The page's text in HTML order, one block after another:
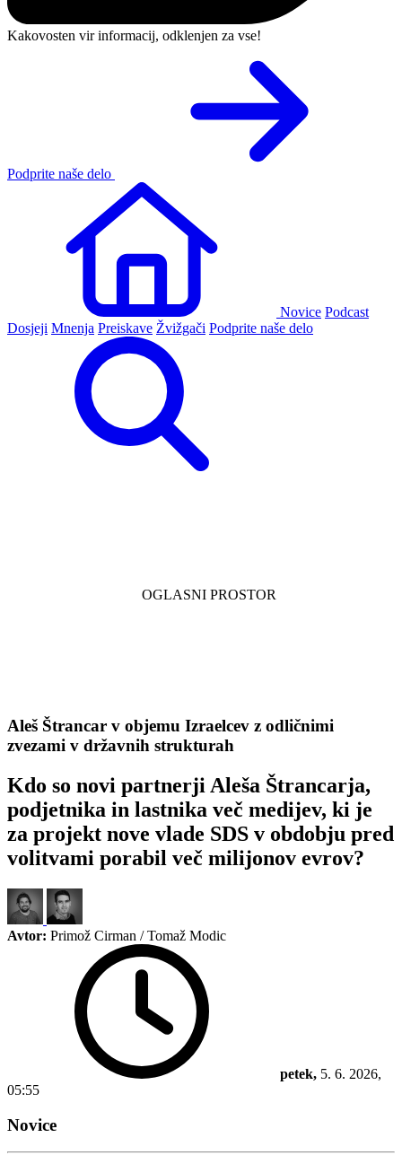
Kakovosten vir informacij, odklenjen za vse!
Podprite naše delo
Novice Podcast
Dosjeji Mnenja Preiskave Žvižgači Podprite naše delo
Aleš Štrancar v objemu Izraelcev z odličnimi
zvezami v državnih strukturah
Kdo so novi partnerji Aleša Štrancarja,
podjetnika in lastnika več medijev, ki je
za projekt nove vlade SDS v obdobju pred
volitvami porabil več milijonov evrov?
Avtor: Primož Cirman / Tomaž Modic
petek, 5. 6. 2026,
05:55
Novice